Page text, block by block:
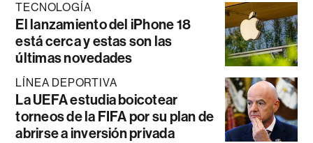
TECNOLOGÍA
El lanzamiento del iPhone 18
está cerca y estas son las
últimas novedades
LÍNEA DEPORTIVA
La UEFA estudia boicotear
torneos de la FIFA por su plan de
abrirse a inversión privada